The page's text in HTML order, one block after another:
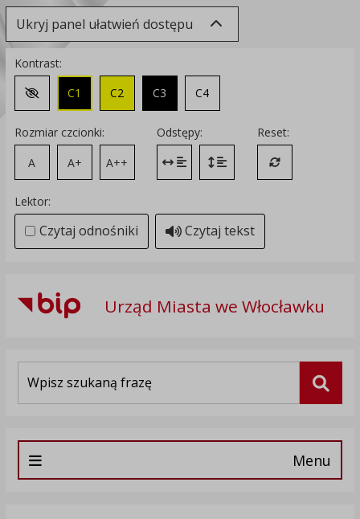
Ukryj panel ułatwień dostępu
Kontrast:
Zmień kontrast na domyślny
C1 C2 C3 C4
Rozmiar czcionki:
A
A+ A++
Odstępy:
Zmień odstęp między literami
Zmień interlinię i margines
Reset:
Przywróć
Lektor:
Czytaj odnośniki Czytaj tekst
Urząd Miasta we Włocławku
Menu